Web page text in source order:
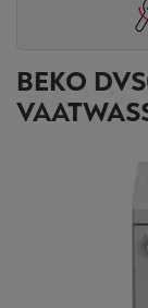
BEKO